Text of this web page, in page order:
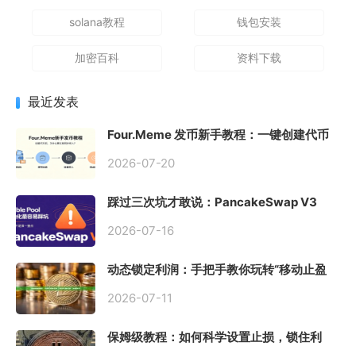
solana教程 钱包安装
加密百科 资料下载
最近发表
Four.Meme 发币新手教程：一键创建代币
2026-07-20
踩过三次坑才敢说：PancakeSwap V3
初始化
2026-07-16
动态锁定利润：手把手教你玩转“移动止盈
2026-07-11
保姆级教程：如何科学设置止损，锁住利